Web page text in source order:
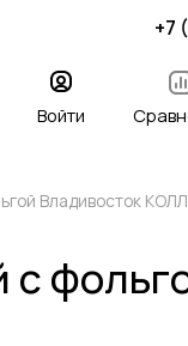
+7
Войти
Владивосток